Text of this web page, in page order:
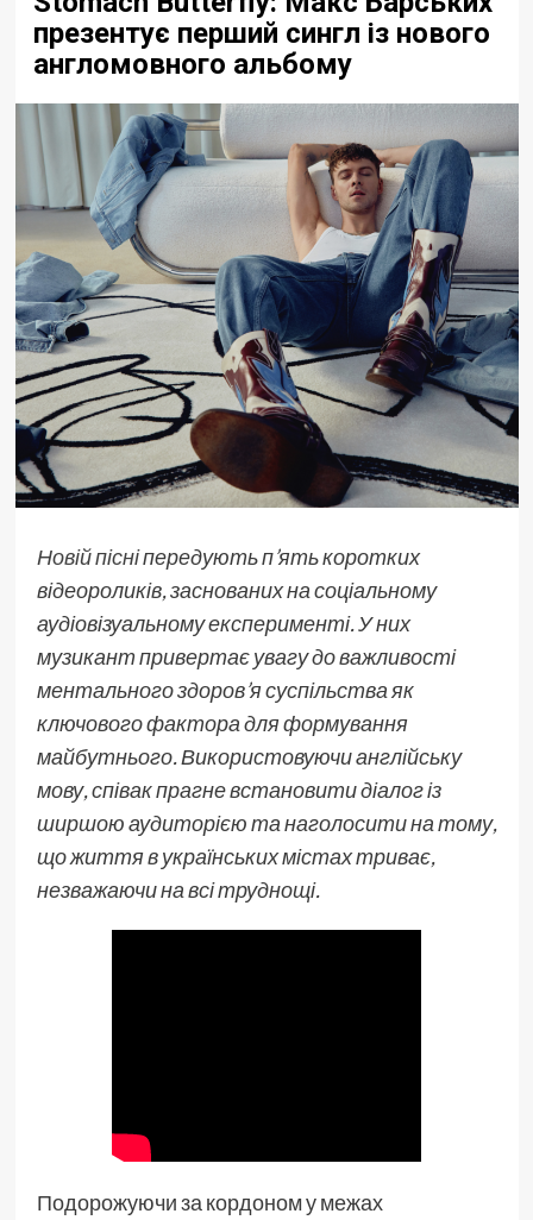
презентує перший сингл із нового
англомовного альбому
Новій пісніпередують п’ять коротких
відеороликів, заснованих на соціальному
аудіовізуальному експерименті. У них
музикант привертає увагу до важливості
ментального здоров’я суспільства як
ключового фактора для формування
майбутнього. Використовуючи англійську
мову, співак прагне встановити діалог із
ширшою аудиторією та наголосити на тому,
що життя в українських містах триває,
незважаючи на всі труднощі.
Подорожуючи за кордоном у межах